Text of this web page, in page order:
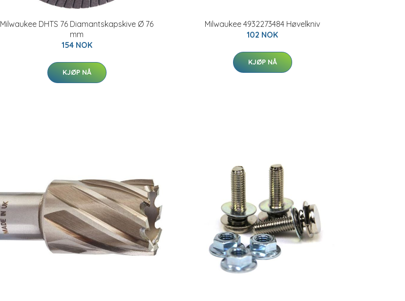
Milwaukee DHTS 76 Diamantskapskive Ø 76
mm
154 NOK
KJØP NÅ
Milwaukee 4932273484 Høvelkniv
102 NOK
KJØP NÅ